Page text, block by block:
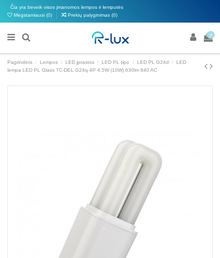
Čia yra beveik visos įmanomos lempos ir lemputės
Mėgstamiausi (0) Prekių palyginimas (0)
0
Pagrindinis Lempos LED įprastos LED PL tipo LED PL G24d
LED
lempa LED PL Glass TC-DEL G24q 4P 4.5W (10W) 630lm 840 AC